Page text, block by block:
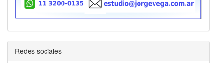
Redes sociales